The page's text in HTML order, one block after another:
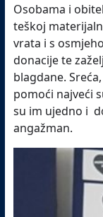
Osobama i
teškoj
vrata i s
donacije te
blagdane.
pomoći najveći
su im ujedno i
angažman.